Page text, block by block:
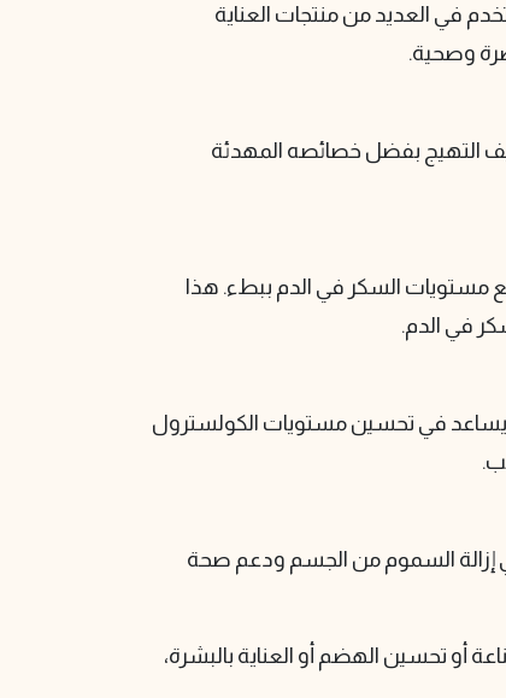
في العديد من منتجات العناية
وصحية.
التهيج بفضل خصائصه المهدئة
مستويات السكر في الدم ببطء. هذا
في الدم.
يساعد في تحسين مستويات الكولسترول
إزالة السموم من الجسم ودعم صحة
أو تحسين الهضم أو العناية بالبشرة،